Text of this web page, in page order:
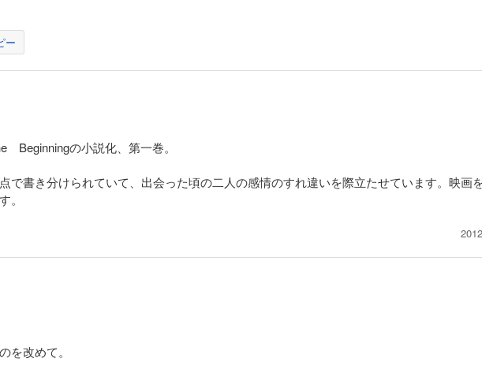
ー
の小説化、第一巻。
で書き分けられていて、出会った頃の二人の感情のすれ違いを際立たせています。映画
。
を改めて。